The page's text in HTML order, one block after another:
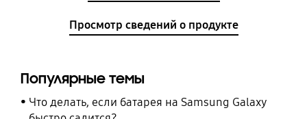
Просмотр сведений о продукте
Популярные темы
Что делать, если батарея на Samsung Galaxy